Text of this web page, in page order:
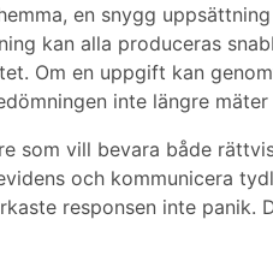
en snygg
kan alla produceras
Om en uppgift kan
inte längre
som vill bevara både
och kommunicera
responsen inte panik.